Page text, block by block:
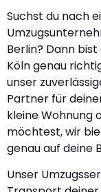
Suchst du nach
Berlin? Dann
Köln genau
unser
Partner für
kleine Wohnung
möchtest, wir
genau auf deine
Unser